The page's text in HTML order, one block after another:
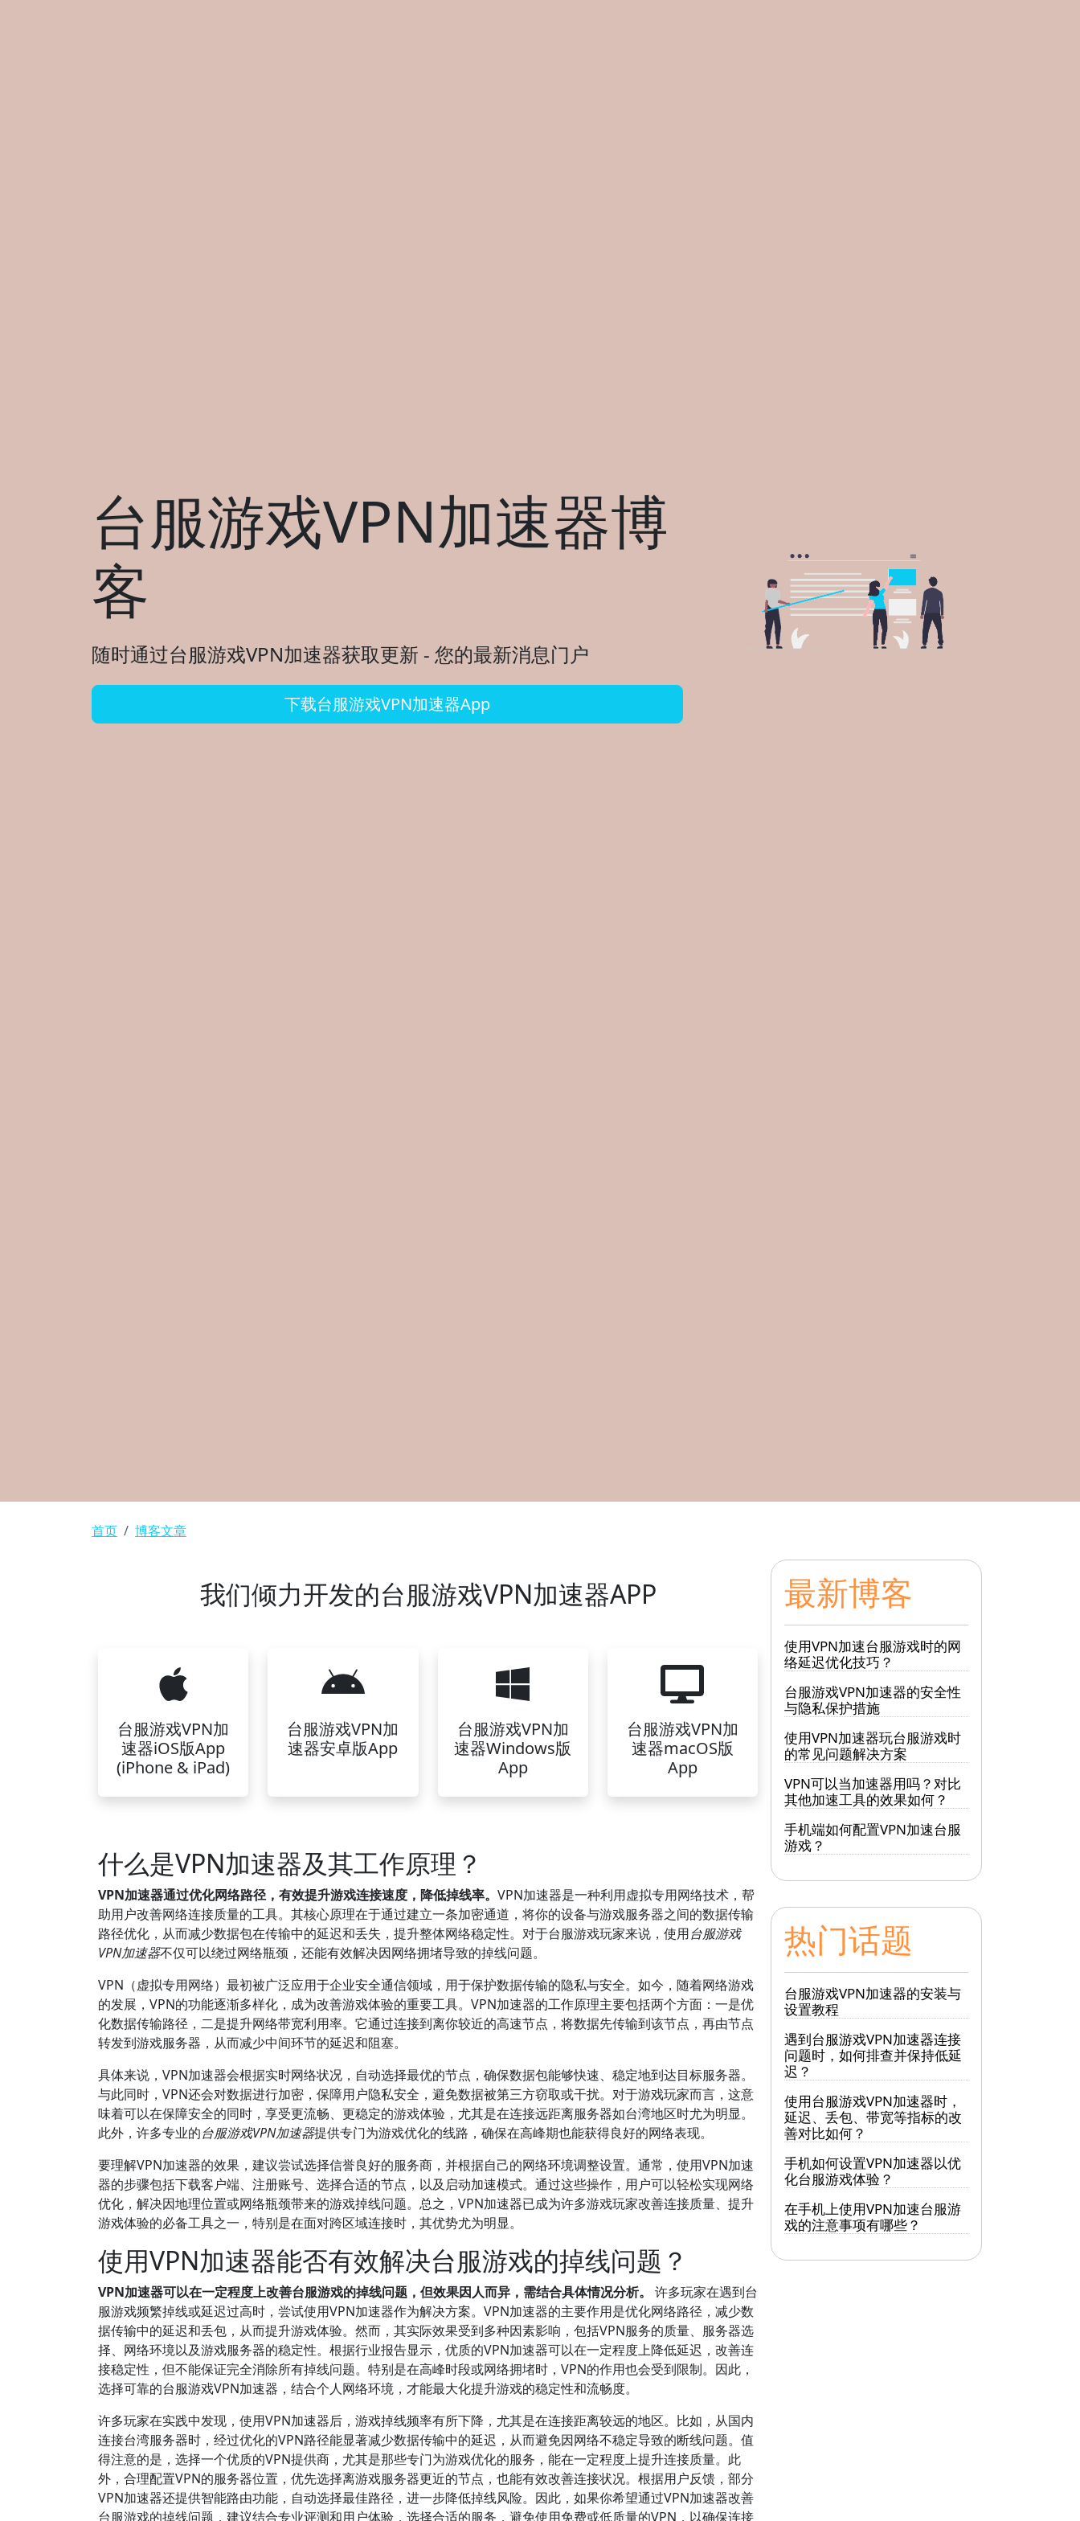
台服游戏VPN加速器博
客
随时通过台服游戏VPN加速器获取更新 - 您的最新消息门户
下载台服游戏VPN加速器App
面包屑
首页 博客文章
我们倾力开发的台服游戏VPN加速器APP
台服游戏VPN加
速器iOS版App
(iPhone & iPad)
台服游戏VPN加
速器安卓版App
台服游戏VPN加
速器Windows版
App
台服游戏VPN加
速器macOS版
App
什么是VPN加速器及其工作原理？
VPN加速器通过优化网络路径，有效提升游戏连接速度，降低掉线率。 VPN加速器是一种利用虚拟专用网络技术，帮
助用户改善网络连接质量的工具。其核心原理在于通过建立一条加密通道，将你的设备与游戏服务器之间的数据传输
路径优化，从而减少数据包在传输中的延迟和丢失，提升整体网络稳定性。对于台服游戏玩家来说，使用台服游戏
VPN加速器不仅可以绕过网络瓶颈，还能有效解决因网络拥堵导致的掉线问题。
VPN（虚拟专用网络）最初被广泛应用于企业安全通信领域，用于保护数据传输的隐私与安全。如今，随着网络游戏
的发展，VPN的功能逐渐多样化，成为改善游戏体验的重要工具。VPN加速器的工作原理主要包括两个方面：一是优
化数据传输路径，二是提升网络带宽利用率。它通过连接到离你较近的高速节点，将数据先传输到该节点，再由节点
转发到游戏服务器，从而减少中间环节的延迟和阻塞。
具体来说，VPN加速器会根据实时网络状况，自动选择最优的节点，确保数据包能够快速、稳定地到达目标服务器。
与此同时，VPN还会对数据进行加密，保障用户隐私安全，避免数据被第三方窃取或干扰。对于游戏玩家而言，这意
味着可以在保障安全的同时，享受更流畅、更稳定的游戏体验，尤其是在连接远距离服务器如台湾地区时尤为明显。
此外，许多专业的台服游戏VPN加速器提供专门为游戏优化的线路，确保在高峰期也能获得良好的网络表现。
要理解VPN加速器的效果，建议尝试选择信誉良好的服务商，并根据自己的网络环境调整设置。通常，使用VPN加速
器的步骤包括下载客户端、注册账号、选择合适的节点，以及启动加速模式。通过这些操作，用户可以轻松实现网络
优化，解决因地理位置或网络瓶颈带来的游戏掉线问题。总之，VPN加速器已成为许多游戏玩家改善连接质量、提升
游戏体验的必备工具之一，特别是在面对跨区域连接时，其优势尤为明显。
使用VPN加速器能否有效解决台服游戏的掉线问题？
VPN加速器可以在一定程度上改善台服游戏的掉线问题，但效果因人而异，需结合具体情况分析。
许多玩家在遇到台
服游戏频繁掉线或延迟过高时，尝试使用VPN加速器作为解决方案。VPN加速器的主要作用是优化网络路径，减少数
据传输中的延迟和丢包，从而提升游戏体验。然而，其实际效果受到多种因素影响，包括VPN服务的质量、服务器选
择、网络环境以及游戏服务器的稳定性。根据行业报告显示，优质的VPN加速器可以在一定程度上降低延迟，改善连
接稳定性，但不能保证完全消除所有掉线问题。特别是在高峰时段或网络拥堵时，VPN的作用也会受到限制。因此，
选择可靠的台服游戏VPN加速器，结合个人网络环境，才能最大化提升游戏的稳定性和流畅度。
许多玩家在实践中发现，使用VPN加速器后，游戏掉线频率有所下降，尤其是在连接距离较远的地区。比如，从国内
连接台湾服务器时，经过优化的VPN路径能显著减少数据传输中的延迟，从而避免因网络不稳定导致的断线问题。值
得注意的是，选择一个优质的VPN提供商，尤其是那些专门为游戏优化的服务，能在一定程度上提升连接质量。此
外，合理配置VPN的服务器位置，优先选择离游戏服务器更近的节点，也能有效改善连接状况。根据用户反馈，部分
VPN加速器还提供智能路由功能，自动选择最佳路径，进一步降低掉线风险。因此，如果你希望通过VPN加速器改善
台服游戏的掉线问题，建议结合专业评测和用户体验，选择合适的服务，避免使用免费或低质量的VPN，以确保连接
最新博客
使用VPN加速台服游戏时的网
络延迟优化技巧？
台服游戏VPN加速器的安全性
与隐私保护措施
使用VPN加速器玩台服游戏时
的常见问题解决方案
VPN可以当加速器用吗？对比
其他加速工具的效果如何？
手机端如何配置VPN加速台服
游戏？
热门话题
台服游戏VPN加速器的安装与
设置教程
遇到台服游戏VPN加速器连接
问题时，如何排查并保持低延
迟？
使用台服游戏VPN加速器时，
延迟、丢包、带宽等指标的改
善对比如何？
手机如何设置VPN加速器以优
化台服游戏体验？
在手机上使用VPN加速台服游
戏的注意事项有哪些？